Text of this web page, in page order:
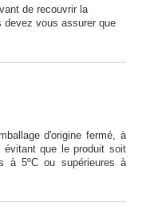
de recouvrir la
vous assurer que
d'origine fermé, à
évitant que le produit soit
à 5ºC ou supérieures à